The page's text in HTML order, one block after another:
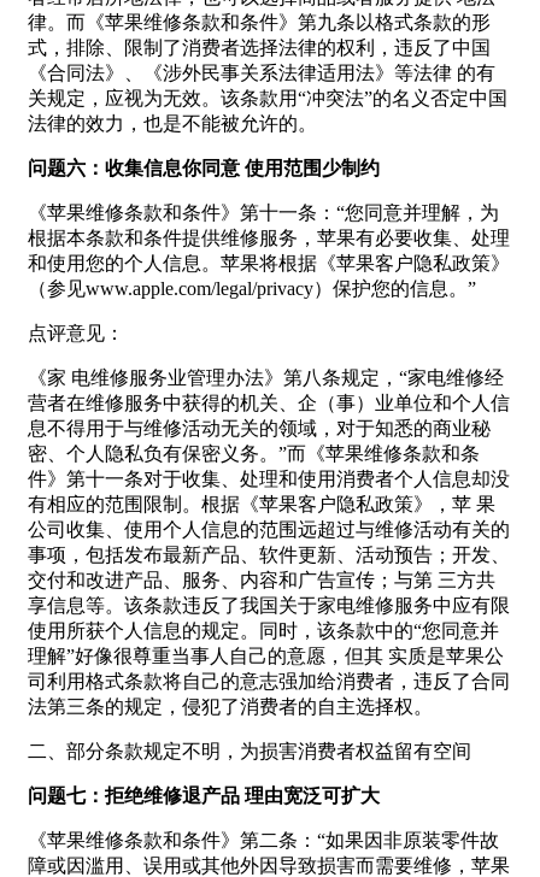
律。而《苹果维修条款和条件》第九条以格式条款的形
式，排除、限制了消费者选择法律的权利，违反了中国
《合同法》、《涉外民事关系法律适用法》等法律 的有
关规定，应视为无效。该条款用“冲突法”的名义否定中国
法律的效力，也是不能被允许的。
问题六：收集信息你同意 使用范围少制约
《苹果维修条款和条件》第十一条：“您同意并理解，为
根据本条款和条件提供维修服务，苹果有必要收集、处理
和使用您的个人信息。苹果将根据《苹果客户隐私政策》
（参见www.apple.com/legal/privacy）保护您的信息。”
点评意见：
《家 电维修服务业管理办法》第八条规定，“家电维修经
营者在维修服务中获得的机关、企（事）业单位和个人信
息不得用于与维修活动无关的领域，对于知悉的商业秘
密、个人隐私负有保密义务。”而《苹果维修条款和条
件》第十一条对于收集、处理和使用消费者个人信息却没
有相应的范围限制。根据《苹果客户隐私政策》，苹 果
公司收集、使用个人信息的范围远超过与维修活动有关的
事项，包括发布最新产品、软件更新、活动预告；开发、
交付和改进产品、服务、内容和广告宣传；与第 三方共
享信息等。该条款违反了我国关于家电维修服务中应有限
使用所获个人信息的规定。同时，该条款中的“您同意并
理解”好像很尊重当事人自己的意愿，但其 实质是苹果公
司利用格式条款将自己的意志强加给消费者，违反了合同
法第三条的规定，侵犯了消费者的自主选择权。
二、部分条款规定不明，为损害消费者权益留有空间
问题七：拒绝维修退产品 理由宽泛可扩大
《苹果维修条款和条件》第二条：“如果因非原装零件故
障或因滥用、误用或其他外因导致损害而需要维修，苹果